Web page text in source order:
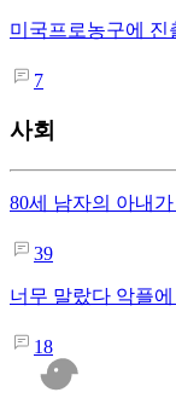
미국프로농구에 진
7
사회
80세 남자의 아내
39
너무 말랐다 악플
18